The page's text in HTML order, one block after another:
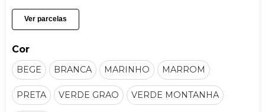
Ver parcelas
Cor
BEGE BRANCA MARINHO MARROM
PRETA VERDE GRAO VERDE MONTANHA